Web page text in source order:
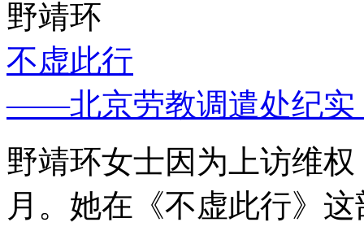
野靖环
不虚此行
——北京劳教调遣处纪实
野靖环女士因为上访维
月。她在《不虚此行》